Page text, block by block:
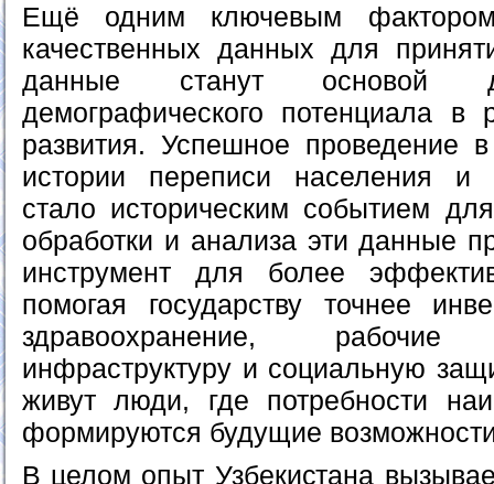
Ещё одним ключевым
качественных данных для
данные станут основой
демографического потенциала в
развития. Успешное проведение
истории переписи населения и
стало историческим событием
обработки и анализа эти данные
инструмент для более
помогая государству точнее
здравоохранение,
инфраструктуру и социальную
живут люди, где потребности
формируются будущие
В целом опыт Узбекистана